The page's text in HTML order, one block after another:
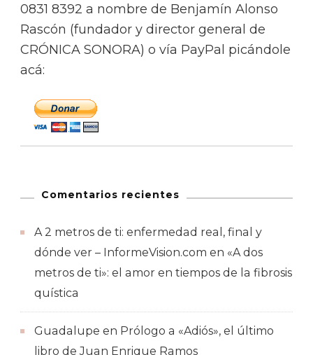
0831 8392 a nombre de Benjamín Alonso
Rascón (fundador y director general de
CRÓNICA SONORA) o vía PayPal picándole
acá:
Comentarios recientes
A 2 metros de ti: enfermedad real, final y
dónde ver – InformeVision.com en «A dos
metros de ti»: el amor en tiempos de la fibrosis
quística
Guadalupe en Prólogo a «Adiós», el último
libro de Juan Enrique Ramos